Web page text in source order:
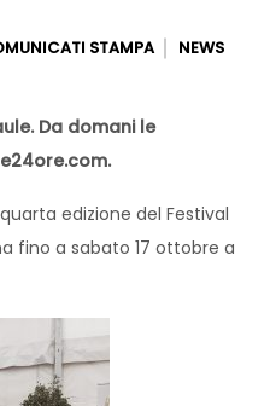
STAMPA NEWS
Da domani le
edizione del Festival
fino a sabato 17 ottobre a